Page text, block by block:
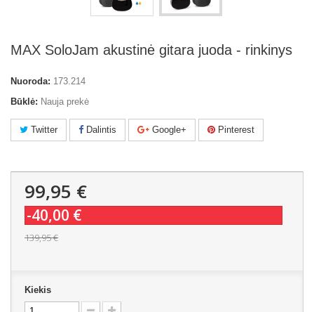
MAX SoloJam akustinė gitara juoda - rinkinys
Nuoroda: 173.214
Būklė: Nauja prekė
Twitter Dalintis Google+ Pinterest
99,95 €
-40,00 €
139,95 €
Kiekis